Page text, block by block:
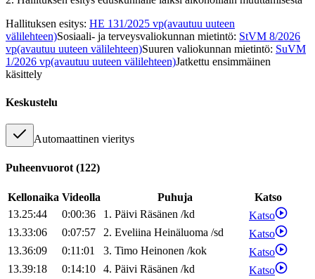
Hallituksen esitys: HE 131/2025 vp(avautuu uuteen
välilehteen)Sosiaali- ja terveysvaliokunnan mietintö: StVM 8/2026
vp(avautuu uuteen välilehteen)Suuren valiokunnan mietintö: SuVM
1/2026 vp(avautuu uuteen välilehteen)Jatkettu ensimmäinen
käsittely
Keskustelu
Automaattinen vieritys
Puheenvuorot (122)
Kellonaika Videolla Puhuja
Katso
13.25:44
0:00:36 1. Päivi Räsänen /kd
Katso
13.33:06
0:07:57 2. Eveliina Heinäluoma /sd
Katso
13.36:09
0:11:01 3. Timo Heinonen /kok
Katso
13.39:18
0:14:10 4. Päivi Räsänen /kd
Katso